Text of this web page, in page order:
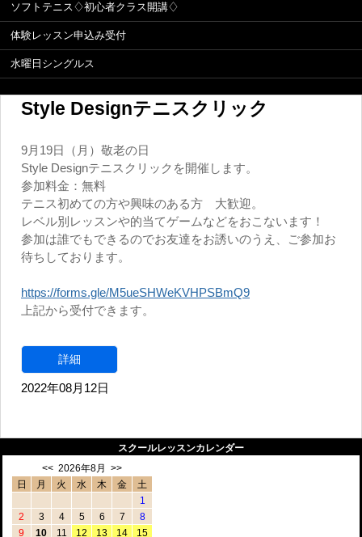
ソフトテニス♢初心者クラス開講♢
体験レッスン申込み受付
水曜日シングルス
Style Designテニスクリック
9月19日（月）敬老の日
Style Designテニスクリックを開催します。
参加料金：無料
テニス初めての方や興味のある方 大歓迎。
レベル別レッスンや的当てゲームなどをおこないます！
参加は誰でもできるのでお友達をお誘いのうえ、ご参加お
待ちしております。
https://forms.gle/M5ueSHWeKVHPSBmQ9
上記から受付できます。
詳細
2022年08月12日
スクールレッスンカレンダー
<< 2026年8月 >>
日
月 火 水 木 金
土
1
2
3 4 5 6 7
8
9
10 11 12 13 14
15